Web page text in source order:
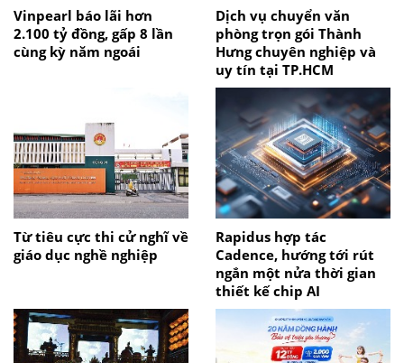
Vinpearl báo lãi hơn
2.100 tỷ đồng, gấp 8 lần
cùng kỳ năm ngoái
Dịch vụ chuyển văn
phòng trọn gói Thành
Hưng chuyên nghiệp và
uy tín tại TP.HCM
Từ tiêu cực thi cử nghĩ về
giáo dục nghề nghiệp
Rapidus hợp tác
Cadence, hướng tới rút
ngắn một nửa thời gian
thiết kế chip AI